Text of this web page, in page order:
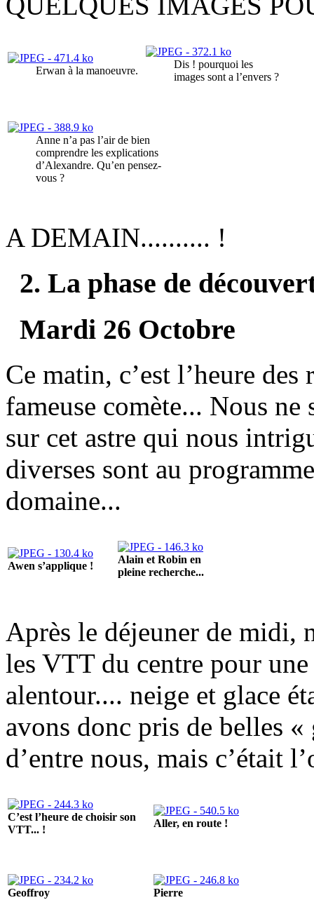
Erwan à la manoeuvre.
Dis ! pourquoi les
images sont a l’envers ?
Anne n’a pas l’air de bien
comprendre les explications
d’Alexandre. Qu’en pensez-
vous ?
A DEMAIN.......... !
2. La phase de
Mardi 26 Octobre
Ce matin, c’est l’heure
fameuse comète... Nous ne
sur cet astre qui nous
diverses sont au
domaine...
Awen s’applique !
Alain et Robin en
pleine recherche...
Après le déjeuner de midi,
les VTT du centre pour
alentour.... neige et glace
avons donc pris de belles
d’entre nous, mais c’était
C’est l’heure de choisir son
VTT... !
Aller, en route !
Geoffroy Pierre